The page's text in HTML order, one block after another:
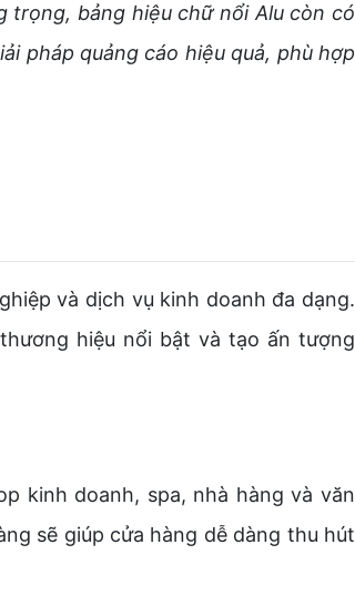
trọng, bảng hiệu chữ nổi Alu còn có
pháp quảng cáo hiệu quả, phù hợp
và dịch vụ kinh doanh đa dạng.
hiệu nổi bật và tạo ấn tượng
kinh doanh, spa, nhà hàng và văn
sẽ giúp cửa hàng dễ dàng thu hút